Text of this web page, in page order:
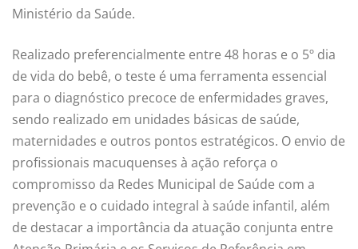
Ministério da Saúde.
Realizado preferencialmente entre 48 horas e o 5º dia
de vida do bebê, o teste é uma ferramenta essencial
para o diagnóstico precoce de enfermidades graves,
sendo realizado em unidades básicas de saúde,
maternidades e outros pontos estratégicos. O envio de
profissionais macuquenses à ação reforça o
compromisso da Redes Municipal de Saúde com a
prevenção e o cuidado integral à saúde infantil, além
de destacar a importância da atuação conjunta entre